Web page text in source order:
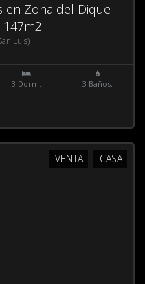
en Zona del Dique
147m2
Luis)
3 Dorm. 3 Baños.
CASA
VENTA